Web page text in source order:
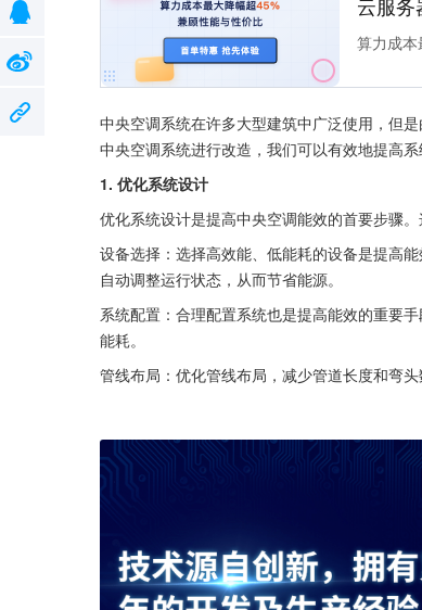
算力成
中央空调系统在许多大型建筑中广泛使用，但
中央空调系统进行改造，我们可以有效地提高
1. 优化系统设计
优化系统设计是提高中央空调能效的首要步骤
设备选择：选择高效能、低能耗的设备是提高
自动调整运行状态，从而节省能源。
系统配置：合理配置系统也是提高能效的重要
能耗。
管线布局：优化管线布局，减少管道长度和弯